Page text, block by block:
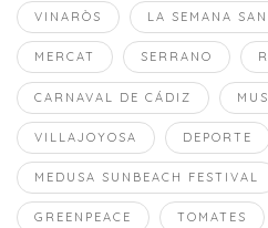
VINARÒS LA SEMANA
MERCAT SERRANO
CARNAVAL DE CÁDIZ
VILLAJOYOSA DEPORTE
MEDUSA SUNBEACH FESTIVAL
GREENPEACE TOMATES